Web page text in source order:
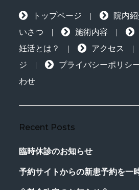
トップページ | 院内
いさつ | 施術内容 |
妊活とは？
| アクセス |
ジ | プライバシーポリシ
わせ
Recent Posts
臨時休診のお知らせ
予約サイトからの新患予約を一